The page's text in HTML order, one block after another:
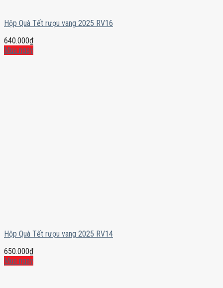
Hộp Quà Tết rượu vang 2025 RV16
640.000₫
Mua ngay
Hộp Quà Tết rượu vang 2025 RV14
650.000₫
Mua ngay